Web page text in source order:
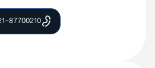
87700210